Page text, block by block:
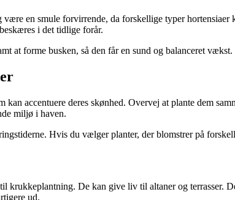
en smule forvirrende, da forskellige typer
i det tidlige forår.
at forme busken, så den får en sund og balanceret
accentuere deres skønhed. Overvej at plante dem
miljø i haven.
Hvis du vælger planter, der blomstrer på
krukkeplantning. De kan give liv til altaner og
ud.